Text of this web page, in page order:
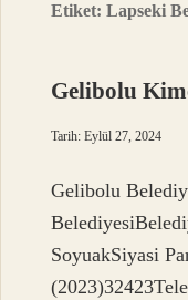
Etiket:Lapseki
Gelibolu
Tarih: Eylül 27, 2024
Gelibolu
SoyuakSiyasi